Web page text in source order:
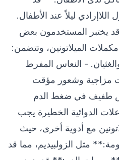
ليلاً عند الأطفال.
قد يختبر المستخدمون بعض
الميلاتونين، وتتضمن:
- النعاس المفرط
مزاجية وشعور مؤقت
طفيف في ضغط الدم
الدوائية الخطيرة يجب
مع أدوية أخرى، حيث
مثل الزولبيديم، مما قد